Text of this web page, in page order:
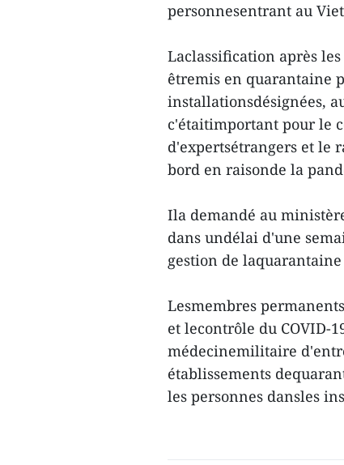
personnesentrant au
Laclassification après
êtremis en quarantaine
installationsdésignées,
c'étaitimportant pour le
d'expertsétrangers et le
bord en raisonde la
Ila demandé au
dans undélai d'une
gestion de
Lesmembres
et lecontrôle du COVID-
médecinemilitaire
établissements
les personnes dansles